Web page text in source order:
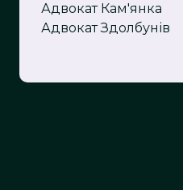
Адвокат Кам'янка
Адвокат Здолбунів